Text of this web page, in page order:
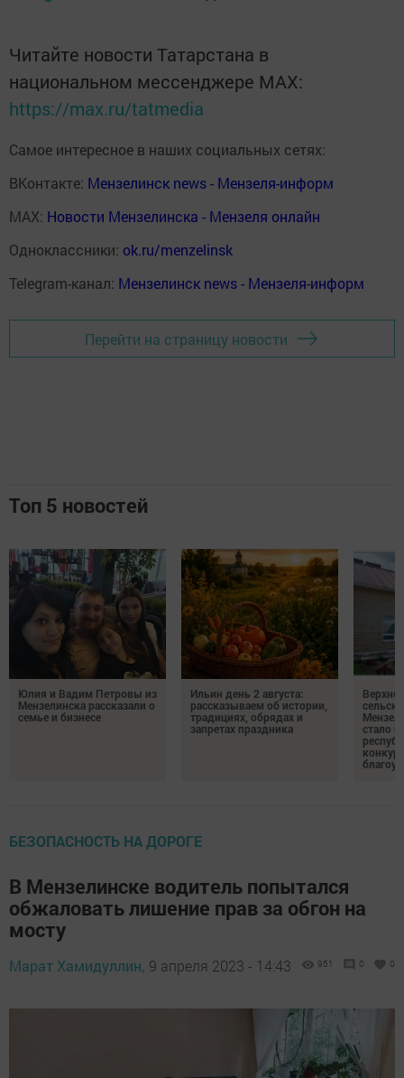
Читайте новости Татарстана в
национальном мессенджере MАХ:
https://max.ru/tatmedia
Самое интересное в наших социальных сетях:
ВКонтакте: Мензелинск news - Мензеля-информ
MAX: Новости Мензелинска - Мензеля онлайн
Одноклассники: ok.ru/menzelinsk
Telegram-канал: Мензелинск news - Мензеля-информ
Перейти на страницу новости
Топ 5 новостей
Юлия и Вадим Петровы из
Мензелинска рассказали о
семье и бизнесе
Ильин день 2 августа:
рассказываем об истории,
традициях, обрядах и
запретах праздника
стало
БЕЗОПАСНОСТЬ НА ДОРОГЕ
В Мензелинске водитель попытался
обжаловать лишение прав за обгон на
мосту
Марат Хамидуллин, 9 апреля 2023 - 14:43 951 0 0